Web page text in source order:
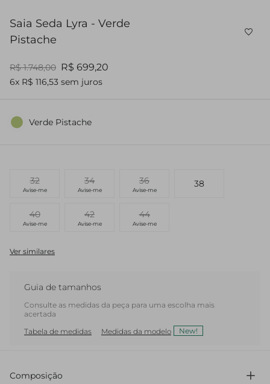
Saia Seda Lyra - Verde
Pistache
R$ 1.748,00 R$ 699,20
6x R$ 116,53 sem juros
Verde Pistache
32
Avise-me
34
Avise-me
36
Avise-me
38
40
Avise-me
42
Avise-me
44
Avise-me
Ver similares
Guia de tamanhos
Consulte as medidas da peça para uma escolha mais
acertada
Tabela de medidas
Medidas da modelo New!
Composição